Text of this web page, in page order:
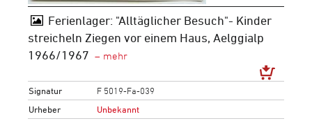
Ferienlager: "Alltäglicher Besuch"- Kinder
streicheln Ziegen vor einem Haus, Aelggialp
1966/1967
Signatur
F 5019-Fa-039
Urheber
Unbekannt